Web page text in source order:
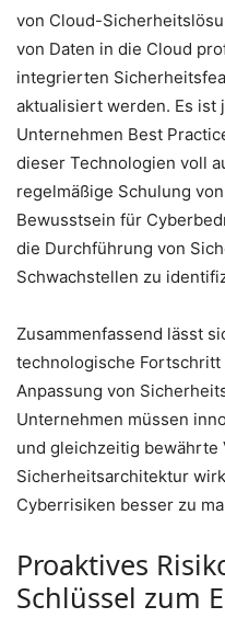
von Cloud-
von Daten in die Cloud
integrierten
aktualisiert werden. Es ist
Unternehmen Best
dieser Technologien voll
regelmäßige Schulung
Bewusstsein für
die Durchführung von
Schwachstellen zu
Zusammenfassend lässt
technologische
Anpassung von
Unternehmen müssen
und gleichzeitig bewährte
Sicherheitsarchitektur
Cyberrisiken besser zu
Proaktives
Schlüssel zum